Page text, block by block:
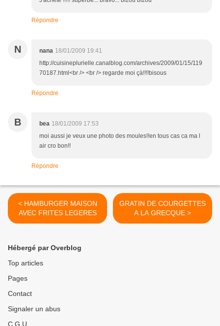
Répondre
N nana 18/01/2009 19:41
http://cuisineplurielle.canalblog.com/archives/2009/01/15/119
70187.html<br /> <br /> regarde moi çà!!!!bisous
Répondre
B bea 18/01/2009 17:53
moi aussi je veux une photo des moules!!en tous cas ca ma l
air cro bon!!
Répondre
< HAMBURGER MAISON
AVEC FRITES LEGERES
GRATIN DE COURGETTES
A LA GRECQUE >
Hébergé par Overblog
Top articles
Pages
Contact
Signaler un abus
C.G.U.